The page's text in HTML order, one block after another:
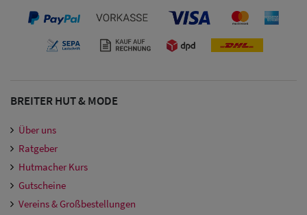
BREITER HUT & MODE
Über uns
Ratgeber
Hutmacher Kurs
Gutscheine
Vereins & Großbestellungen